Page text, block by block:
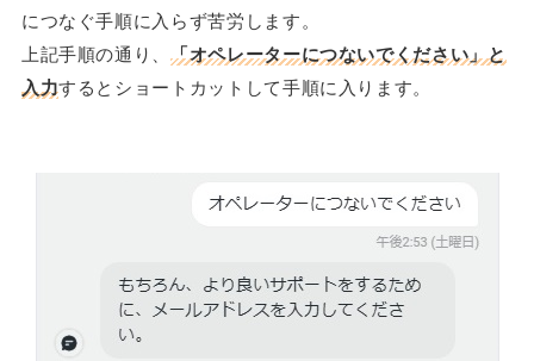
につなぐ手順に入らず苦労します。
上記手順の通り、「オペレーターにつないでください」と
入力するとショートカットして手順に入ります。